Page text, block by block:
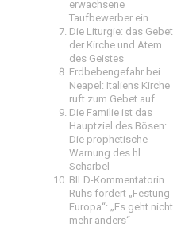
erwachsene
Taufbewerber ein
Die Liturgie: das Gebet
der Kirche und Atem
des Geistes
Erdbebengefahr bei
Neapel: Italiens Kirche
ruft zum Gebet auf
Die Familie ist das
Hauptziel des Bösen:
Die prophetische
Warnung des hl.
Scharbel
BILD-Kommentatorin
Ruhs fordert „Festung
Europa“: „Es geht nicht
mehr anders“